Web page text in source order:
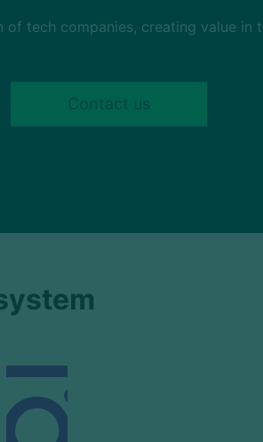
of tech companies, creating value in
Contact us